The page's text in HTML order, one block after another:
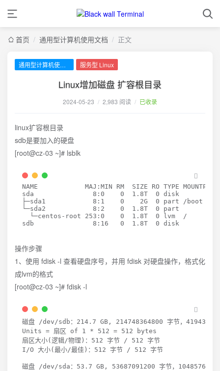
首页 / 通用型计算机使用文档 / 正文
通用型计算机使用文档 服务型 Linux
Linux增加磁盘 扩容根目录
2024-05-23 / 2,983 阅读 / 已收录
linux扩容根目录
sdb是要加入的硬盘
[root@cz-03 ~]# lsblk
NAME            MAJ:MIN RM  SIZE RO TYPE
sda 8 :0 0 1 .8T 0 disk
├─sda1 8 :1 0
    2G
0 part /boot
└─sda2 8 :2 0 1 .8T 0 part
  └─centos-root
253 :0 0 1 .8T 0 lvm  /
sdb 8 :16 0 1 .8T 0 disk
操作步骤
1、使用 fdisk -l 查看硬盘序号，并用 fdisk 对硬盘操作，格式化
成lvm的格式
[root@cz-03 ~]# fdisk -l
磁盘 /dev/sdb：214.7 GB, 214748364800 字节，
Units = 扇区 of 1 * 512 = 512 bytes
扇区大小( 逻辑/物理 ) ：512 字节 / 512 字节
I/O 大小( 最小/最佳 ) ：512 字节 / 512 字节
磁盘 /dev/sda：53.7 GB, 53687091200 字节，104857600